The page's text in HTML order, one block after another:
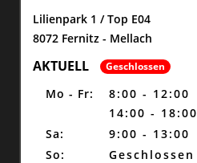
Lilienpark 1 / Top E04
8072 Fernitz - Mellach
AKTUELL Geschlossen
Mo - Fr:
8:00 - 12:00
14:00 - 18:00
Sa:
9:00 - 13:00
So:
Geschlossen